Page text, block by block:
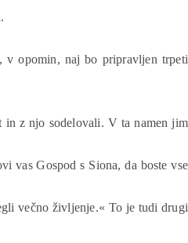
v opomin, naj bo pripravljen trpeti
z njo sodelovali. V ta namen jim
vas Gospod s Siona, da boste vse
večno življenje.« To je tudi drugi